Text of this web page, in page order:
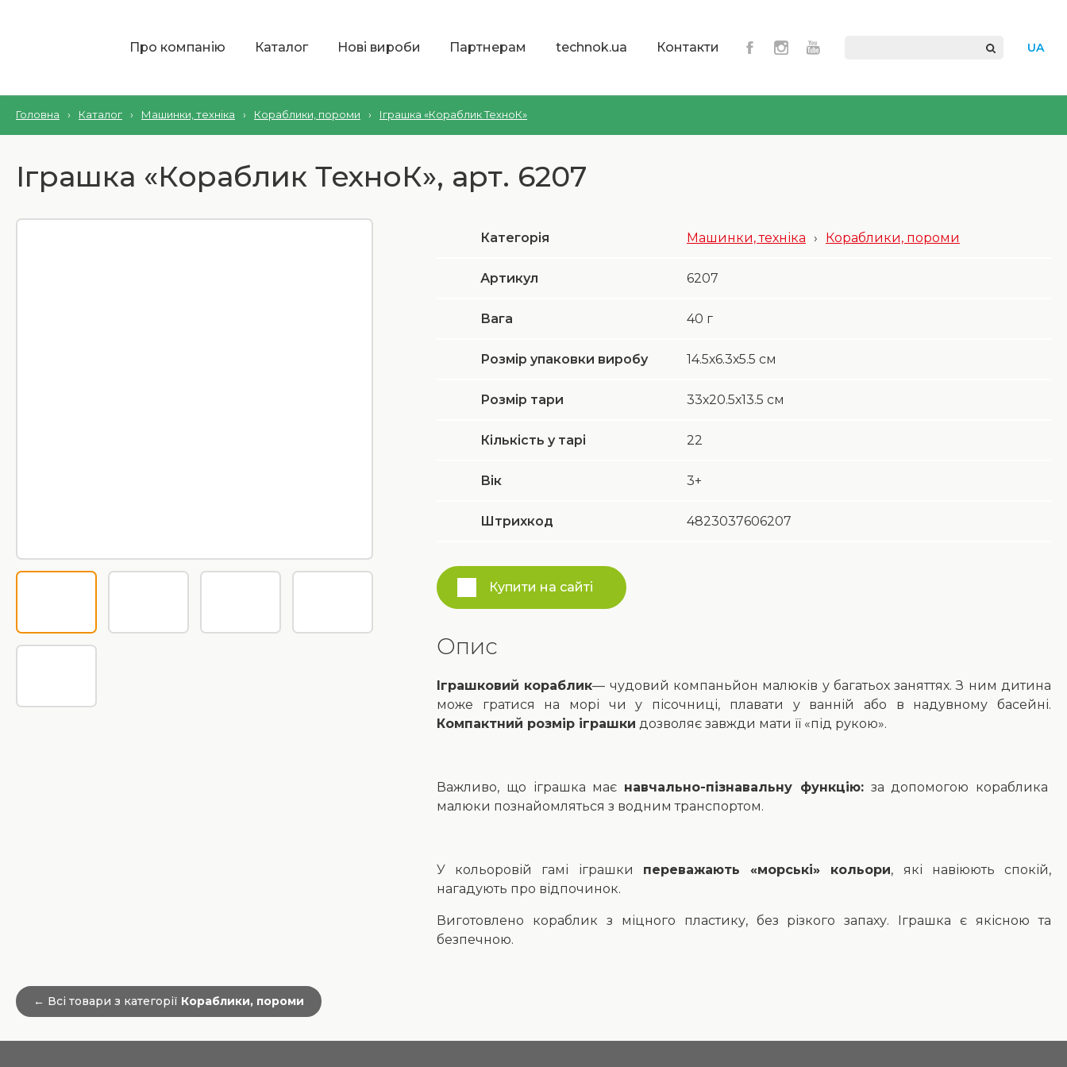
UA
Про компанію Каталог Нові вироби Партнерам technok.ua Контакти
Головна › Каталог › Машинки, техніка › Кораблики, пороми › Іграшка «Кораблик ТехноК»
Іграшка «Кораблик ТехноК», арт. 6207
Категорія Машинки, техніка › Кораблики, пороми
Артикул 6207
Вага 40 г
Розмір упаковки виробу 14.5х6.3х5.5 см
Розмір тари 33х20.5х13.5 см
Кількість у тарі 22
Вік 3+
Штрихкод 4823037606207
Купити на сайті
Опис
Іграшковий кораблик— чудовий компаньйон малюків у багатьох заняттях. З ним дитина
може гратися на морі чи у пісочниці, плавати у ванній або в надувному басейні.
Компактний розмір іграшки дозволяє завжди мати її «під рукою».
Важливо, що іграшка має навчально-пізнавальну функцію:за допомогою кораблика
малюки познайомляться з водним транспортом.
У кольоровій гамі іграшки переважають «морські» кольори, які навіюють спокій,
нагадують про відпочинок.
Виготовлено кораблик з міцного пластику, без різкого запаху. Іграшка є якісною та
безпечною.
← Всі товари з категорії Кораблики, пороми